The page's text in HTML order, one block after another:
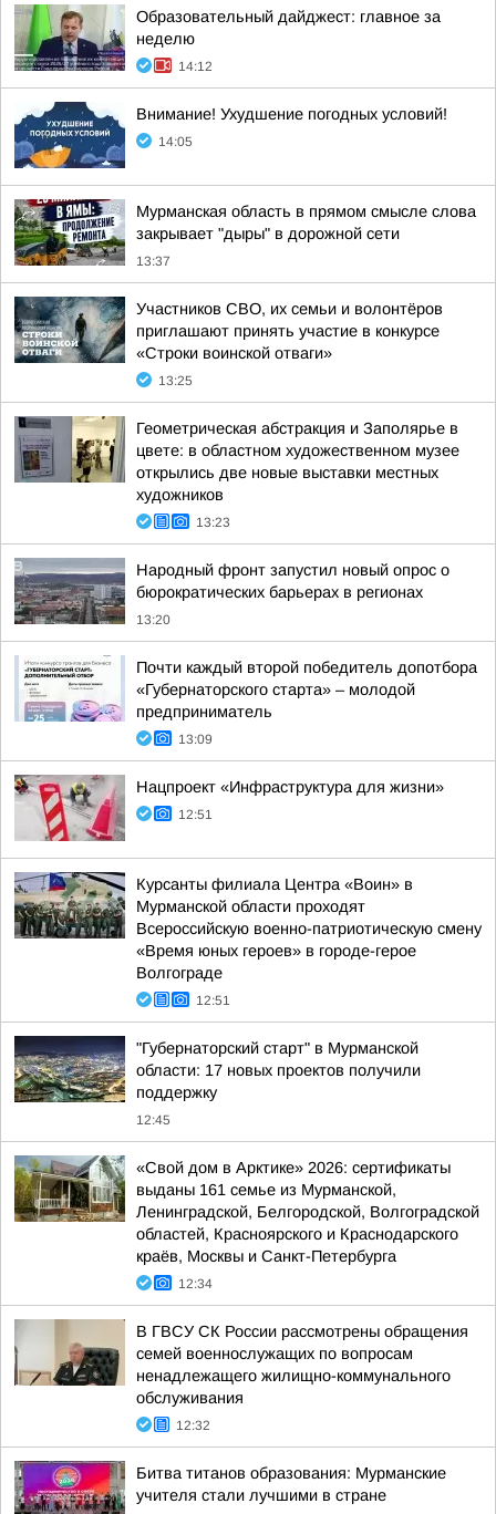
Образовательный дайджест: главное за
неделю
14:12
Внимание! Ухудшение погодных условий!
14:05
Мурманская область в прямом смысле слова
закрывает "дыры" в дорожной сети
13:37
Участников СВО, их семьи и волонтёров
приглашают принять участие в конкурсе
«Строки воинской отваги»
13:25
Геометрическая абстракция и Заполярье в
цвете: в областном художественном музее
открылись две новые выставки местных
художников
13:23
Народный фронт запустил новый опрос о
бюрократических барьерах в регионах
13:20
Почти каждый второй победитель допотбора
«Губернаторского старта» – молодой
предприниматель
13:09
Нацпроект «Инфраструктура для жизни»
12:51
Курсанты филиала Центра «Воин» в
Мурманской области проходят
Всероссийскую военно-патриотическую смену
«Время юных героев» в городе-герое
Волгограде
12:51
"Губернаторский старт" в Мурманской
области: 17 новых проектов получили
поддержку
12:45
«Свой дом в Арктике» 2026: сертификаты
выданы 161 семье из Мурманской,
Ленинградской, Белгородской, Волгоградской
областей, Красноярского и Краснодарского
краёв, Москвы и Санкт-Петербурга
12:34
В ГВСУ СК России рассмотрены обращения
семей военнослужащих по вопросам
ненадлежащего жилищно-коммунального
обслуживания
12:32
Битва титанов образования: Мурманские
учителя стали лучшими в стране